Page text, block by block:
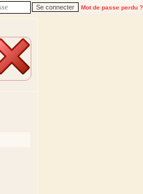
Mot de passe perdu ?